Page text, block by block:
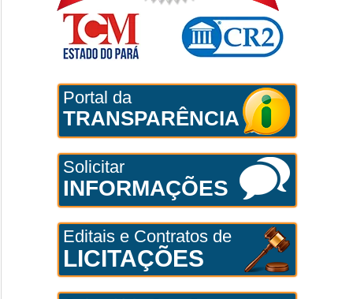
Portal da
TRANSPARÊNCIA
Solicitar
INFORMAÇÕES
Editais e Contratos de
LICITAÇÕES